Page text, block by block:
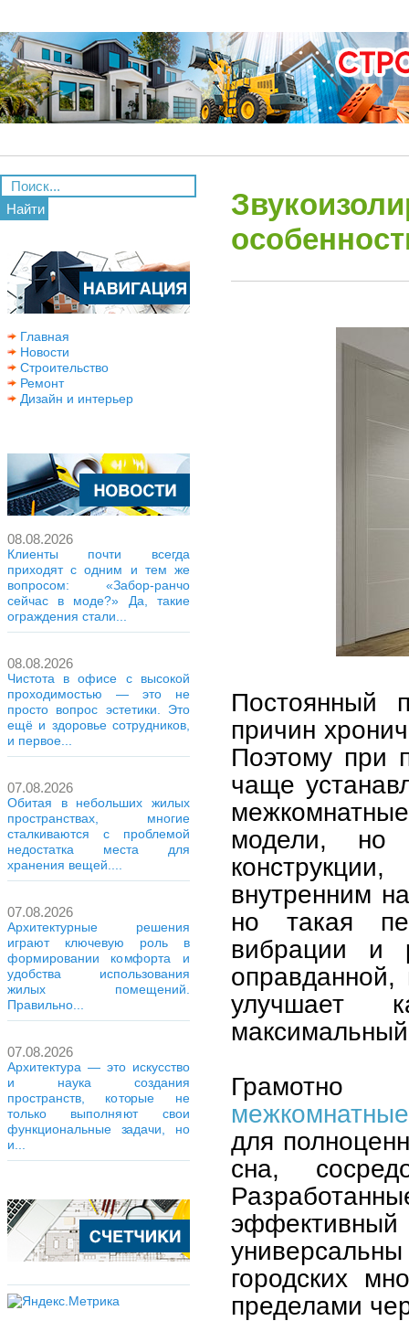
Найти
Главная
Новости
Строительство
Ремонт
Дизайн и интерьер
08.08.2026
Клиенты почти всегда
приходят с одним и тем же
вопросом: «Забор-ранчо
сейчас в моде?» Да, такие
ограждения стали...
08.08.2026
Чистота в офисе с высокой
проходимостью — это не
просто вопрос эстетики. Это
ещё и здоровье сотрудников,
и первое...
07.08.2026
Обитая в небольших жилых
пространствах, многие
сталкиваются с проблемой
недостатка места для
хранения вещей....
07.08.2026
Архитектурные решения
играют ключевую роль в
формировании комфорта и
удобства использования
жилых помещений.
Правильно...
07.08.2026
Архитектура — это искусство
и наука создания
пространств, которые не
только выполняют свои
функциональные задачи, но
и...
Постоянный
причин
Поэтому при
чаще
модели, но
внутренним
но такая
вибрации и
улучшает
Грамотно
для
сна,
городских
пределами